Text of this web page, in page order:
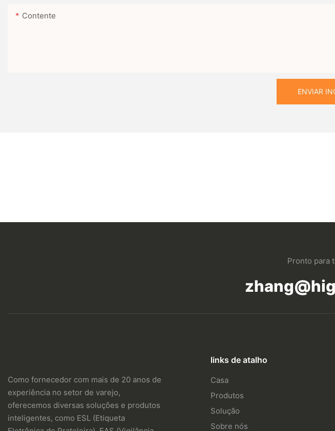
Contente
ENVIAR
Pronto para
Como fornecedor com mais de 20 anos de
experiência no setor de varejo,
oferecemos diversas soluções e produtos
inteligentes, como ESL (Etiqueta
links de atalho
Casa
Produtos
Solução
Sobre nós